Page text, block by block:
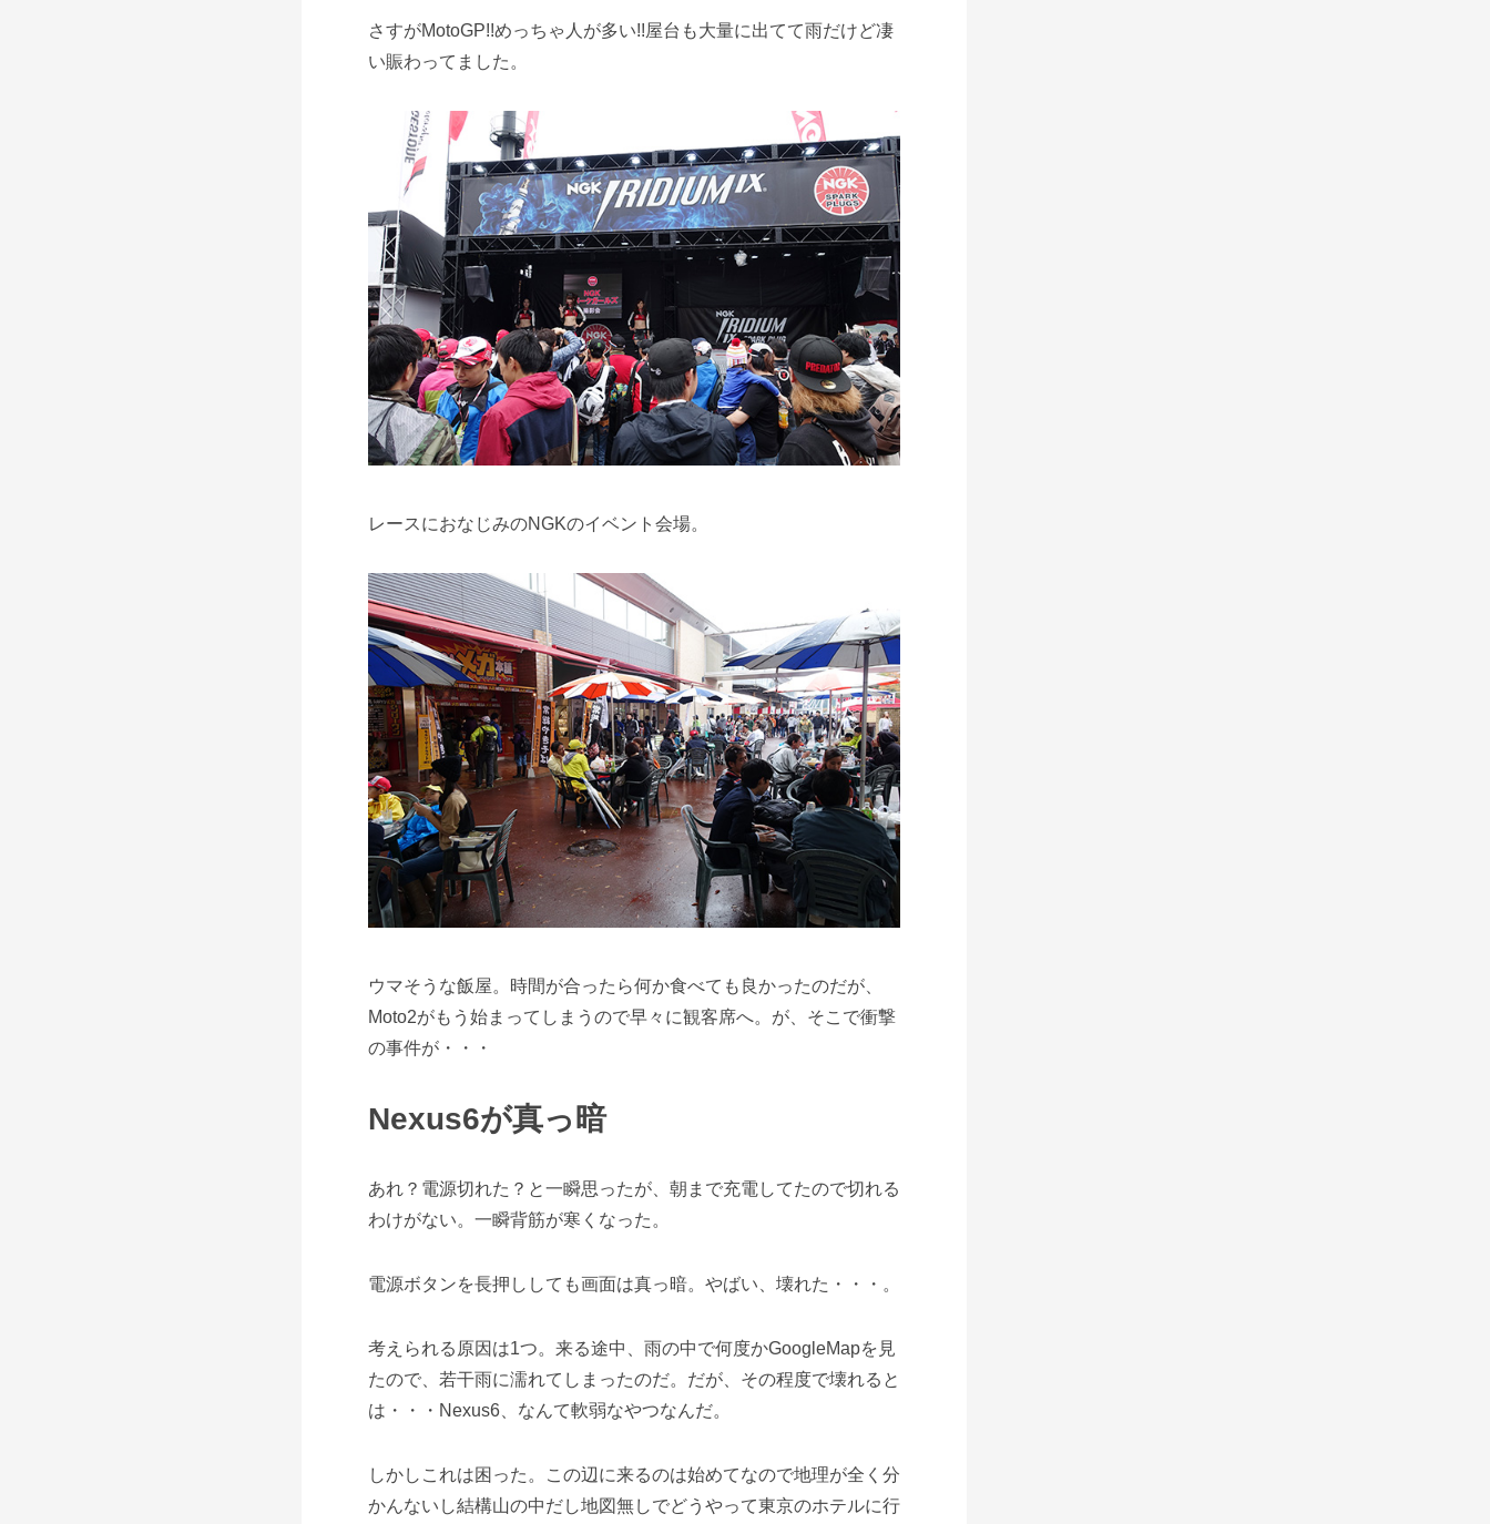
さすがMotoGP!!めっちゃ人が多い!!屋台も大量に出てて雨だけど凄
い賑わってました。
レースにおなじみのNGKのイベント会場。
ウマそうな飯屋。時間が合ったら何か食べても良かったのだが、
Moto2がもう始まってしまうので早々に観客席へ。が、そこで衝撃
の事件が・・・
Nexus6が真っ暗
あれ？電源切れた？と一瞬思ったが、朝まで充電してたので切れる
わけがない。一瞬背筋が寒くなった。
電源ボタンを長押ししても画面は真っ暗。やばい、壊れた・・・。
考えられる原因は1つ。来る途中、雨の中で何度かGoogleMapを見
たので、若干雨に濡れてしまったのだ。だが、その程度で壊れると
は・・・Nexus6、なんて軟弱なやつなんだ。
しかしこれは困った。この辺に来るのは始めてなので地理が全く分
かんないし結構山の中だし地図無しでどうやって東京のホテルに行